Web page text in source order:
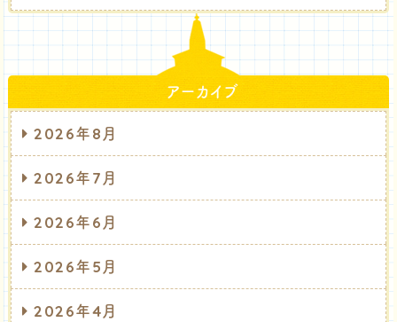
アーカイブ
2026年8月
2026年7月
2026年6月
2026年5月
2026年4月